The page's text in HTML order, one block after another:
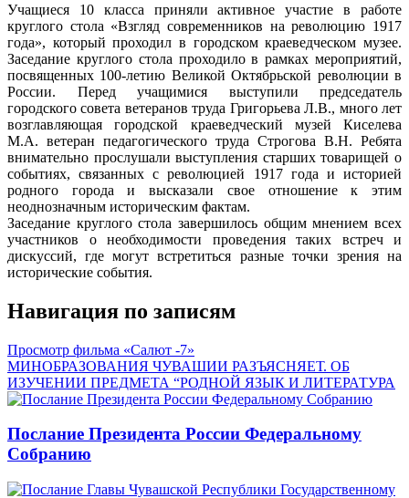
Учащиеся 10 класса приняли активное участие в работе
круглого стола «Взгляд современников на революцию 1917
года», который проходил в городском краеведческом музее.
Заседание круглого стола проходило в рамках мероприятий,
посвященных 100-летию Великой Октябрьской революции в
России. Перед учащимися выступили председатель
городского совета ветеранов труда Григорьева Л.В., много лет
возглавляющая городской краеведческий музей Киселева
М.А. ветеран педагогического труда Строгова В.Н. Ребята
внимательно прослушали выступления старших товарищей о
событиях, связанных с революцией 1917 года и историей
родного города и высказали свое отношение к этим
неоднозначным историческим фактам.
Заседание круглого стола завершилось общим мнением всех
участников о необходимости проведения таких встреч и
дискуссий, где могут встретиться разные точки зрения на
исторические события.
Навигация по записям
Просмотр фильма «Салют -7»
МИНОБРАЗОВАНИЯ ЧУВАШИИ РАЗЪЯСНЯЕТ. ОБ
ИЗУЧЕНИИ ПРЕДМЕТА “РОДНОЙ ЯЗЫК И ЛИТЕРАТУРА
Послание Президента России Федеральному
Собранию